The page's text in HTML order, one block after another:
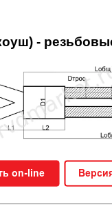
-